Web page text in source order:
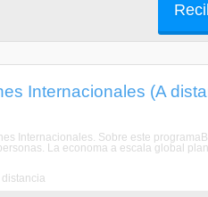
Internacionales (A
Internacionales. Sobre este
La economa a escala global